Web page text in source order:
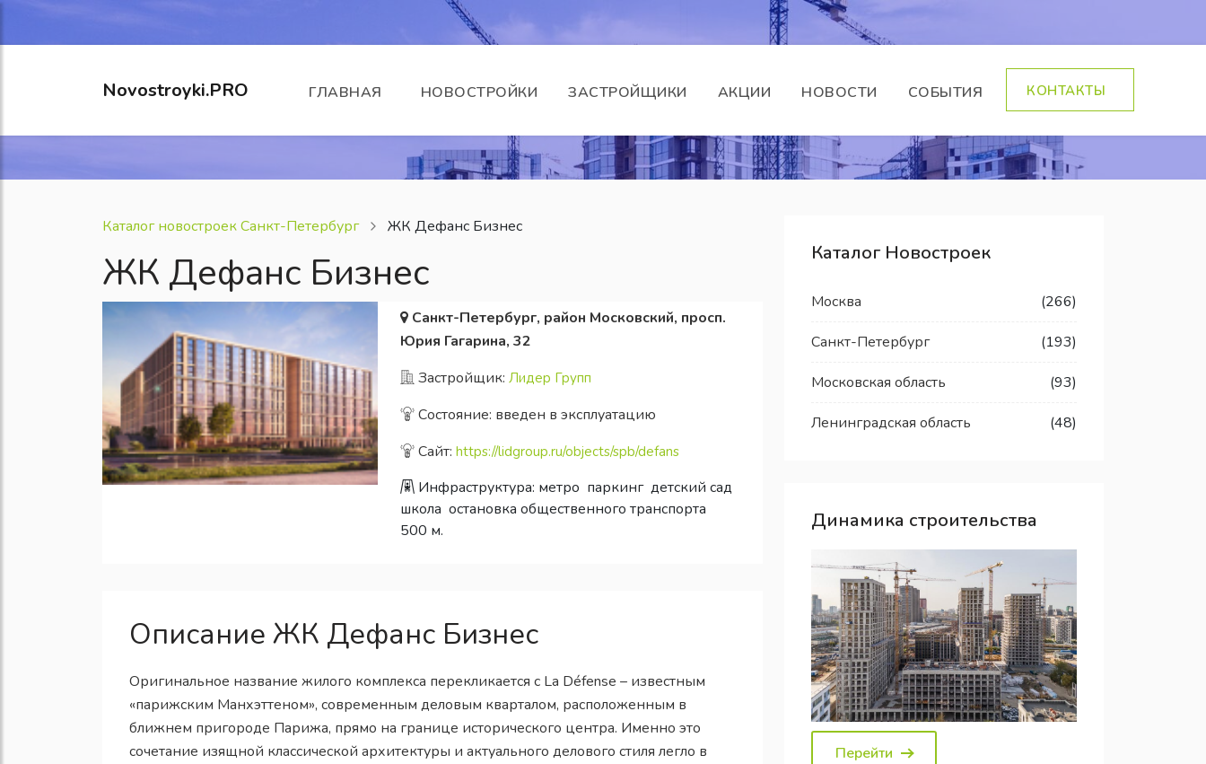
Novostroyki.PRO ГЛАВНАЯ НОВОСТРОЙКИ ЗАСТРОЙЩИКИ АКЦИИ НОВОСТИ СОБЫТИЯ КОНТАКТЫ
Каталог новостроек Санкт-Петербург ЖК Дефанс Бизнес
ЖК Дефанс Бизнес
Санкт-Петербург, район Московский, просп.
Юрия Гагарина, 32
Застройщик: Лидер Групп
Состояние: введен в эксплуатацию
Сайт: https://lidgroup.ru/objects/spb/defans
Инфраструктура: метро паркинг детский сад
школа остановка общественного транспорта
500 м.
Описание ЖК Дефанс Бизнес
Оригинальное название жилого комплекса перекликается с La Défense – известным
«парижским Манхэттеном», современным деловым кварталом, расположенным в
ближнем пригороде Парижа, прямо на границе исторического центра. Именно это
сочетание изящной классической архитектуры и актуального делового стиля легло в
Каталог Новостроек
Москва (266)
Санкт-Петербург (193)
Московская область (93)
Ленинградская область (48)
Динамика строительства
Перейти